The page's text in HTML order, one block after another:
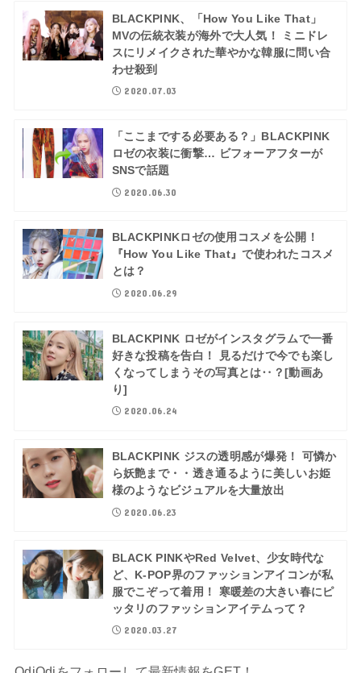
BLACKPINK、「How You Like That」
MVの伝統衣装が海外で大人気！ ミニドレ
スにリメイクされた華やかな韓服に問い合
わせ殺到
2020.07.03
「ここまでする必要ある？」BLACKPINK
ロゼの衣装に衝撃… ビフォーアフターが
SNSで話題
2020.06.30
BLACKPINKロゼの使用コスメを公開！
『How You Like That』で使われたコスメ
とは？
2020.06.29
BLACKPINK ロゼがインスタグラムで一番
好きな投稿を告白！ 見るだけで今でも楽し
くなってしまうその写真とは‥？[動画あ
り]
2020.06.24
BLACKPINK ジスの透明感が爆発！ 可憐か
ら妖艶まで・・透き通るように美しいお姫
様のようなビジュアルを大量放出
2020.06.23
BLACK PINKやRed Velvet、少女時代な
ど、K-POP界のファッションアイコンが私
服でこぞって着用！ 寒暖差の大きい春にピ
ッタリのファッションアイテムって？
2020.03.27